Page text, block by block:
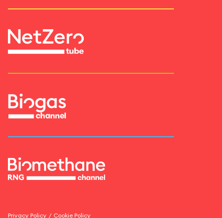
Privacy Policy / Cookie Policy